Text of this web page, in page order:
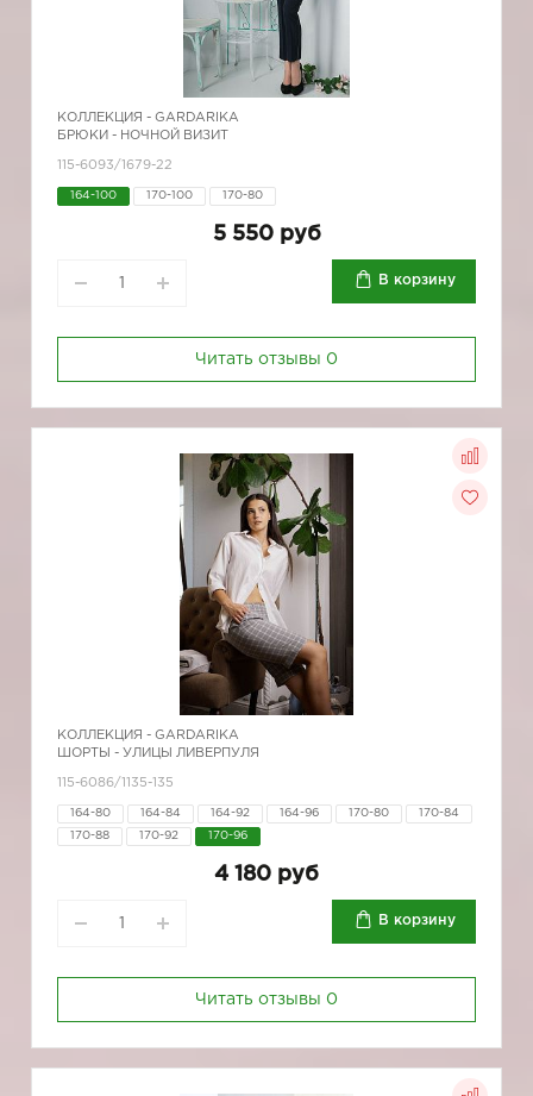
КОЛЛЕКЦИЯ - GARDARIKA
БРЮКИ - НОЧНОЙ ВИЗИТ
115-6093/1679-22
164-100 170-100 170-80
5 550 руб
В корзину
Читать отзывы 0
КОЛЛЕКЦИЯ - GARDARIKA
ШОРТЫ - УЛИЦЫ ЛИВЕРПУЛЯ
115-6086/1135-135
164-80 164-84 164-92 164-96 170-80 170-84
170-88 170-92 170-96
4 180 руб
В корзину
Читать отзывы 0